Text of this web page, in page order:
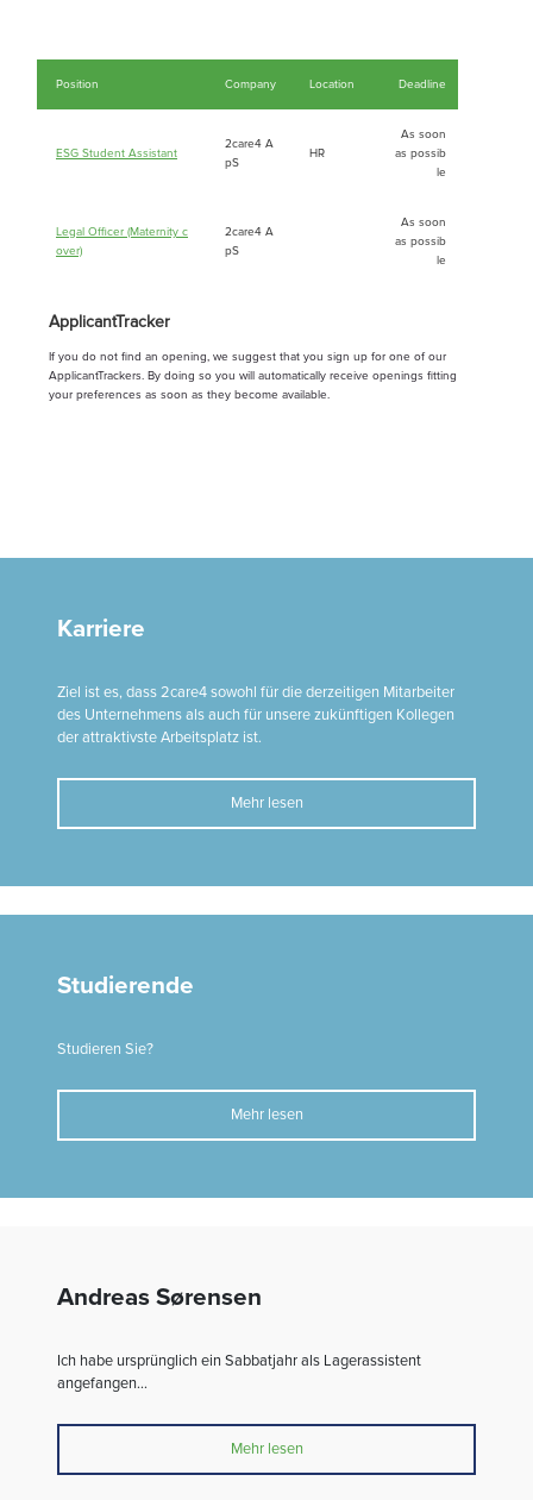
Karriere
Ziel ist es, dass 2care4 sowohl für die derzeitigen Mitarbeiter
des Unternehmens als auch für unsere zukünftigen Kollegen
der attraktivste Arbeitsplatz ist.
Mehr lesen
Studierende
Studieren Sie?
Mehr lesen
Andreas Sørensen
Ich habe ursprünglich ein Sabbatjahr als Lagerassistent
angefangen...
Mehr lesen